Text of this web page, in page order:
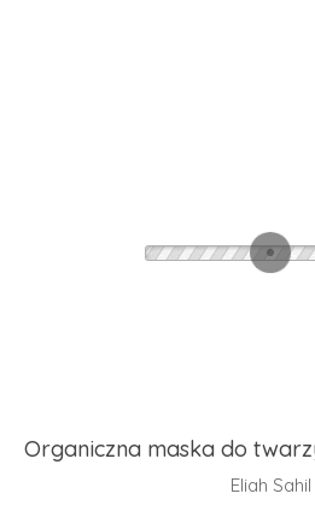
Organiczna maska do
Eliah Sahil